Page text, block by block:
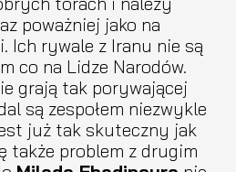
poważniej jako na
Ich rywale z Iranu nie są
co na Lidze Narodów.
grają tak porywającej
są zespołem niezwykle
już tak skuteczny jak
także problem z drugim